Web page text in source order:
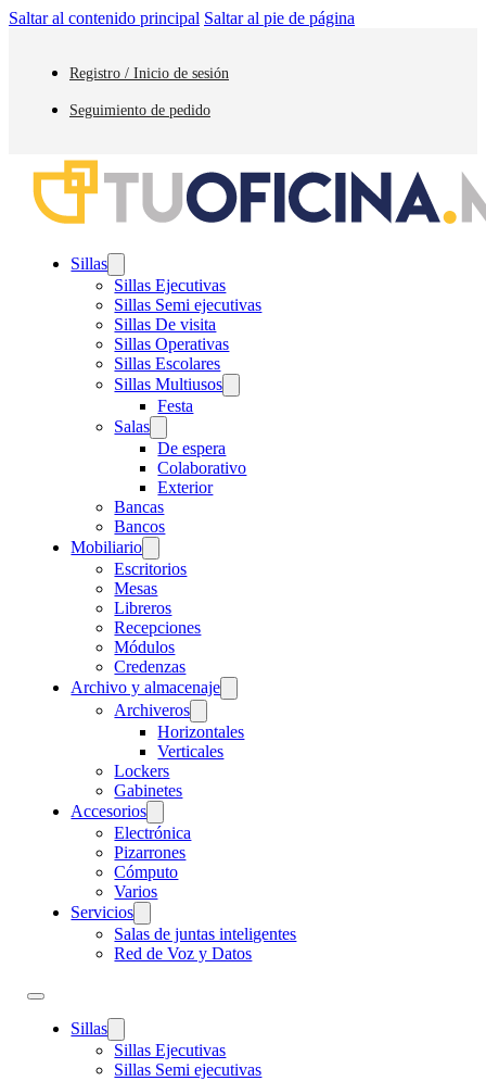
Saltar al contenido principal Saltar al pie de página
Registro / Inicio de sesión
Seguimiento de pedido
Sillas
Sillas Ejecutivas
Sillas Semi ejecutivas
Sillas De visita
Sillas Operativas
Sillas Escolares
Sillas Multiusos
Festa
Salas
De espera
Colaborativo
Exterior
Bancas
Bancos
Mobiliario
Escritorios
Mesas
Libreros
Recepciones
Módulos
Credenzas
Archivo y almacenaje
Archiveros
Horizontales
Verticales
Lockers
Gabinetes
Accesorios
Electrónica
Pizarrones
Cómputo
Varios
Servicios
Salas de juntas inteligentes
Red de Voz y Datos
Sillas
Sillas Ejecutivas
Sillas Semi ejecutivas